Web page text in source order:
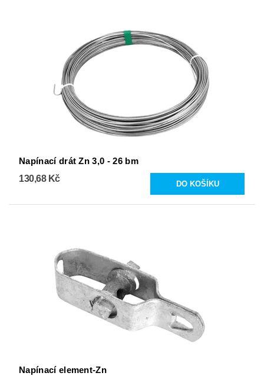
Napínací drát Zn 3,0 - 26 bm
130,68 Kč
Napínací element-Zn